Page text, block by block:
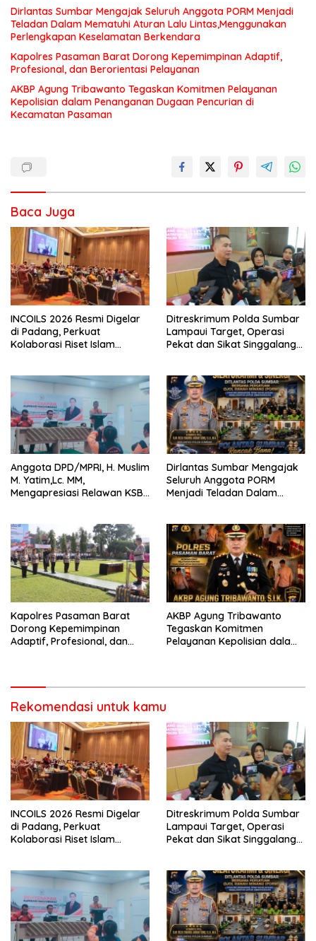
Dirlantas Sumbar Mengajak Seluruh Anggota PORM Menjadi
Teladan Dalam Mematuhi Aturan Lalu Lintas,Menggunakan
Perlengkapan Keselamatan Berkendara
Kapolres Pasaman Barat Dorong Kepemimpinan Adaptif,
Profesional, dan Berorientasi Pelayanan
AKBP Agung Tribawanto Tegaskan Komitmen Pelayanan
Kepolisian dalam Penanganan Dugaan Pencurian di
Kecamatan Pasaman
Baca Juga
INCOILS 2026 Resmi Digelar
di Padang, Perkuat
Kolaborasi Riset Islam
Ditreskrimum Polda Sumbar
Lampaui Target, Operasi
Pekat dan Sikat Singgalang
Anggota DPD/MPRI, H. Muslim
M. Yatim,Lc. MM,
Mengapresiasi Relawan KSB
Bencana
Dirlantas Sumbar Mengajak
Seluruh Anggota PORM
Menjadi Teladan Dalam
Perlengkapan Keselamatan
Berkendara
Kapolres Pasaman Barat
Dorong Kepemimpinan
Adaptif, Profesional, dan
AKBP Agung Tribawanto
Tegaskan Komitmen
Pelayanan Kepolisian dalam
Rekomendasi untuk kamu
INCOILS 2026 Resmi Digelar
di Padang, Perkuat
Kolaborasi Riset Islam
Ditreskrimum Polda Sumbar
Lampaui Target, Operasi
Pekat dan Sikat Singgalang